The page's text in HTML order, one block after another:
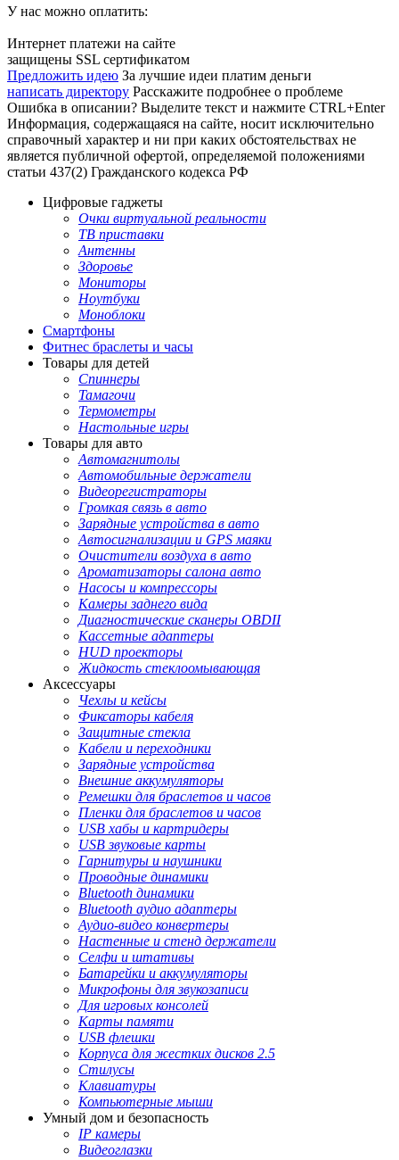
У нас можно оплатить:
Интернет платежи на сайте
защищены SSL сертификатом
Предложить идею За лучшие идеи платим деньги
написать директору Расскажите подробнее о проблеме
Ошибка в описании? Выделите текст и нажмите CTRL+Enter
Информация, содержащаяся на сайте, носит исключительно
справочный характер и ни при каких обстоятельствах не
является публичной офертой, определяемой положениями
статьи 437(2) Гражданского кодекса РФ
Цифровые гаджеты
Очки виртуальной реальности
ТВ приставки
Антенны
Здоровье
Мониторы
Ноутбуки
Моноблоки
Смартфоны
Фитнес браслеты и часы
Товары для детей
Спиннеры
Тамагочи
Термометры
Настольные игры
Товары для авто
Автомагнитолы
Автомобильные держатели
Видеорегистраторы
Громкая связь в авто
Зарядные устройства в авто
Автосигнализации и GPS маяки
Очистители воздуха в авто
Ароматизаторы салона авто
Насосы и компрессоры
Камеры заднего вида
Диагностические сканеры OBDII
Кассетные адаптеры
HUD проекторы
Жидкость стеклоомывающая
Аксессуары
Чехлы и кейсы
Фиксаторы кабеля
Защитные стекла
Кабели и переходники
Зарядные устройства
Внешние аккумуляторы
Ремешки для браслетов и часов
Пленки для браслетов и часов
USB хабы и картридеры
USB звуковые карты
Гарнитуры и наушники
Проводные динамики
Bluetooth динамики
Bluetooth аудио адаптеры
Аудио-видео конвертеры
Настенные и стенд держатели
Селфи и штативы
Батарейки и аккумуляторы
Микрофоны для звукозаписи
Для игровых консолей
Карты памяти
USB флешки
Корпуса для жестких дисков 2.5
Стилусы
Клавиатуры
Компьютерные мыши
Умный дом и безопасность
IP камеры
Видеоглазки